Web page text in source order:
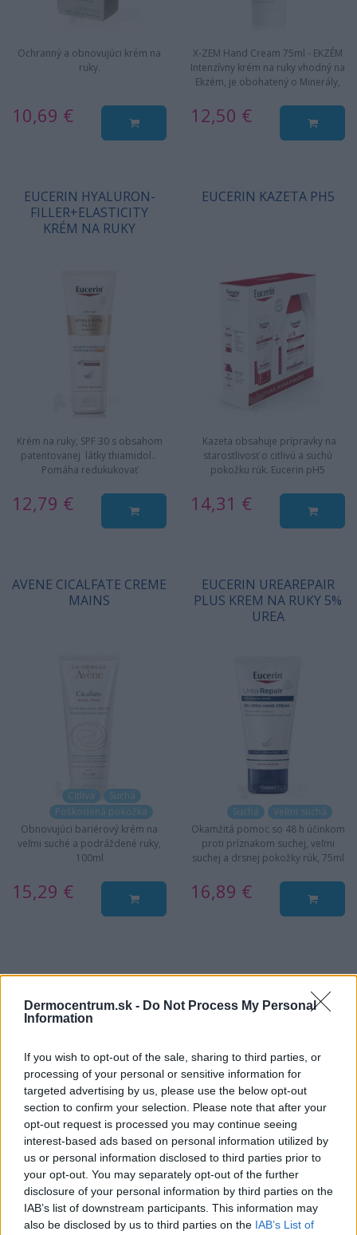
Dermocentrum.sk - Do Not Process My Personal
Information
If you wish to opt-out of the sale, sharing to third parties, or
processing of your personal or sensitive information for
targeted advertising by us, please use the below opt-out
section to confirm your selection. Please note that after your
opt-out request is processed you may continue seeing
interest-based ads based on personal information utilized by
us or personal information disclosed to third parties prior to
your opt-out. You may separately opt-out of the further
disclosure of your personal information by third parties on the
IAB’s list of downstream participants. This information may
also be disclosed by us to third parties on the IAB’s List of
Ochranný a obnovujúci krém na
ruky.
10,69 €
X-ZEM Hand Cream 75ml - EKZÉM
Intenzívny krém na ruky vhodný na
Ekzém, je obohatený o Minerály,
12,50 €
EUCERIN HYALURON-
FILLER+ELASTICITY
KRÉM NA RUKY
Krém na ruky, SPF 30 s obsahom
patentovanej látky thiamidol..
Pomáha redukukovať
12,79 €
EUCERIN KAZETA PH5
Kazeta obsahuje prípravky na
starostlivosť o citlivú a suchú
pokožku rúk. Eucerin pH5
14,31 €
AVENE CICALFATE CREME
MAINS
Citlivá
Suchá
Poškodená pokožka
Obnovujúci bariérový krém na
veľmi suché a podráždené ruky,
100ml
15,29 €
EUCERIN UREAREPAIR
PLUS KREM NA RUKY 5%
UREA
Suchá
Veľmi suchá
Okamžitá pomoc so 48 h účinkom
proti príznakom suchej, veľmi
suchej a drsnej pokožky rúk, 75ml
16,89 €
NAJNOVŠIE ČLÁNKY V
Pripravte vašu pokožku
na sychravé dni
Starostlivosť o pleť v
lete